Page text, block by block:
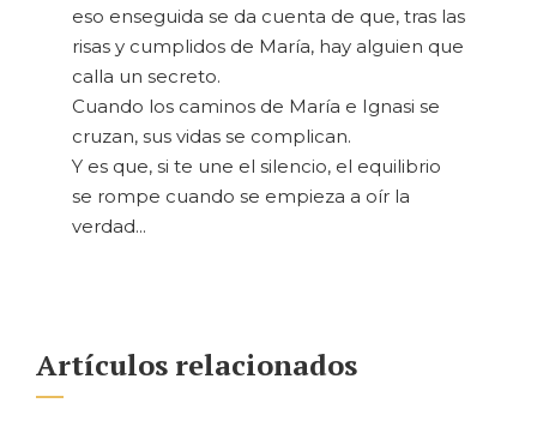
eso enseguida se da cuenta de que, tras las
risas y cumplidos de María, hay alguien que
calla un secreto.
Cuando los caminos de María e Ignasi se
cruzan, sus vidas se complican.
Y es que, si te une el silencio, el equilibrio
se rompe cuando se empieza a oír la
verdad...
Artículos relacionados